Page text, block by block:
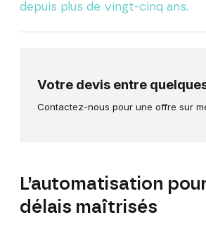
depuis plus de vingt-cinq ans.
Votre devis entre
Contactez-nous pour une offre sur
L’automatisation
délais maîtrisés